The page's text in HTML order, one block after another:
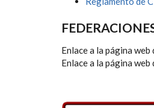
Enlace a la página web
Enlace a la página web